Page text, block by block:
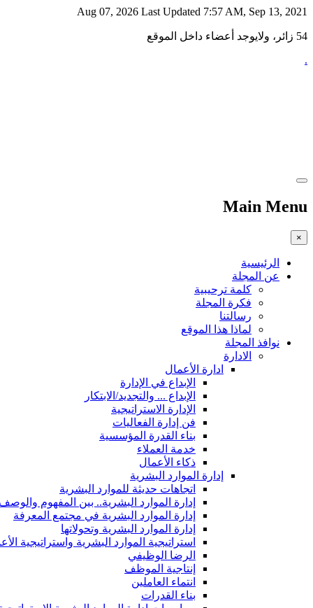
Aug 07, 2026 Last Updated 7:57 AM, Sep 13, 2021
54 زائر، ولايوجد أعضاء داخل الموقع
.
Main Menu
×
الرئيسية
عن المجلة
كلمة ترحيبية
فكرة المجلة
رسالتنا
لماذا هذا الموقع
نوافذ المجلة
الادارة
ادارة الأعمال
الإبداع في الإدارة
الإبداع ... والتجديد/الابتكار
الإدارة الاستراتيجية
فن إدارة الفعاليات
بناء القدرة المؤسسية
خدمة العملاء
ذكاء الأعمال
إدارة الموارد البشرية
اتجاهات حديثة للموارد البشرية
إدارة الموارد البشرية.. بين المفهوم
إدارة الموارد البشرية في مجتمع المعرفة
إدارة الموارد البشرية وتحولاتها
استراتيجية الموارد البشرية واستراتيجية
الرضا الوظيفي
إنتاجية الموظف
انتماء العاملين
بناء القدرات